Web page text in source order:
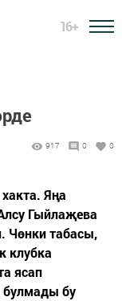
16+
917 0 0
Яңа
Гыйлаҗева
Чөнки табасы,
клубка
ясап
бу